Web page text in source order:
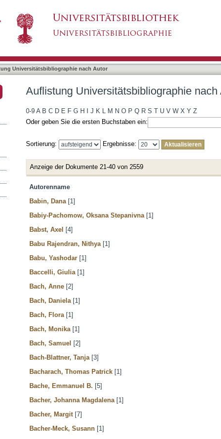
Universitätsbibliographie nach Autor
Auflistung Universitätsbibliographie nach
0-9 A B C D E F G H J K L M N O P Q R S T U V W X Y Z
Oder geben Sie die ersten Buchstaben ein:
Sortierung: Ergebnisse:
Anzeige der Dokumente 21-40 von 2559
Autorenname
Babin, Dana [1]
Babiy-Pachomow, Oksana Stepanivna [1]
Babst, Axel [4]
Babu Rajendran, Nithya [1]
Babu, Yashodar [1]
Baccelli, Giulia [1]
Bach, Anne [2]
Bach, Daniela [1]
Bach, Flora [1]
Bach, Monika [1]
Bach, Samuel [2]
Bach-Blattner, Tanja [3]
Bacharach, Thomas Patrick [1]
Bache, Emmanuel B. [5]
Bacher, Johanna Magdalena [1]
Bacher, Margit [7]
Bacher-Meck, Susann [1]